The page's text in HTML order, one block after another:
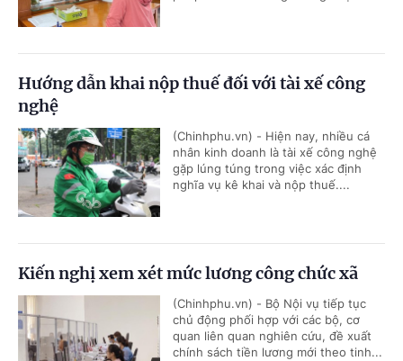
Hướng dẫn khai nộp thuế đối với tài xế công
nghệ
(Chinhphu.vn) - Hiện nay, nhiều cá
nhân kinh doanh là tài xế công nghệ
gặp lúng túng trong việc xác định
nghĩa vụ kê khai và nộp thuế....
Kiến nghị xem xét mức lương công chức xã
(Chinhphu.vn) - Bộ Nội vụ tiếp tục
chủ động phối hợp với các bộ, cơ
quan liên quan nghiên cứu, đề xuất
chính sách tiền lương mới theo tinh...